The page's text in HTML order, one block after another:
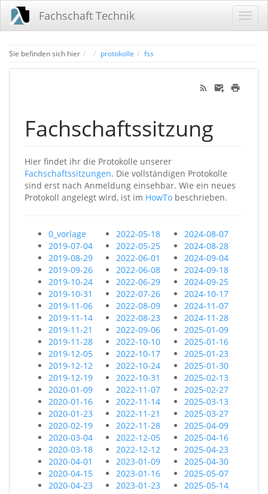
Fachschaft Technik
Sie befinden sich hier Homeprotokolle fss
Fachschaftssitzung
Hier findet ihr die Protokolle unserer
Fachschaftssitzungen. Die vollständigen Protokolle
sind erst nach Anmeldung einsehbar. Wie ein neues
Protokoll angelegt wird, ist im HowTo beschrieben.
0_vorlage
2019-07-04
2019-08-29
2019-09-26
2019-10-24
2019-10-31
2019-11-06
2019-11-14
2019-11-21
2019-11-28
2019-12-05
2019-12-12
2019-12-19
2020-01-09
2020-01-16
2020-01-23
2020-02-19
2020-03-04
2020-03-18
2020-04-01
2020-04-15
2020-04-23
2022-05-18
2022-05-25
2022-06-01
2022-06-08
2022-06-29
2022-07-26
2022-08-09
2022-08-23
2022-09-06
2022-10-10
2022-10-17
2022-10-24
2022-10-31
2022-11-07
2022-11-14
2022-11-21
2022-11-28
2022-12-05
2022-12-12
2023-01-09
2023-01-16
2023-01-23
2024-08-07
2024-08-28
2024-09-04
2024-09-18
2024-09-25
2024-10-17
2024-11-07
2024-11-28
2025-01-09
2025-01-16
2025-01-23
2025-01-30
2025-02-13
2025-02-27
2025-03-13
2025-03-27
2025-04-09
2025-04-16
2025-04-23
2025-04-30
2025-05-07
2025-05-14